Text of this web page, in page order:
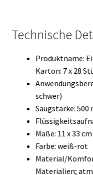
Technische
Produktname:
Karton: 7 x 28
schwer)
Saugstärke: 500
Maße: 11 x 33 cm
Farbe: weiß-rot
Material/
Materialien;